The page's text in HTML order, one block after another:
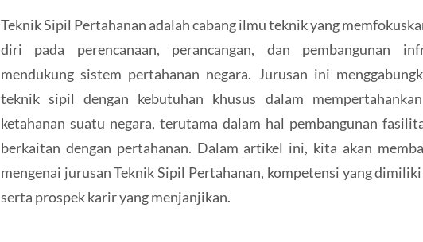
Teknik Sipil Pertahanan adalah cabang ilmu teknik yang
diri pada perencanaan, perancangan, dan pembangunan
mendukung sistem pertahanan negara. Jurusan ini
teknik sipil dengan kebutuhan khusus dalam
ketahanan suatu negara, terutama dalam hal pembangunan
berkaitan dengan pertahanan. Dalam artikel ini, kita akan
mengenai jurusan Teknik Sipil Pertahanan, kompetensi yang
serta prospek karir yang menjanjikan.